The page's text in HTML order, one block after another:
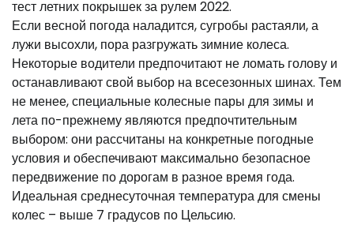
тест летних покрышек за рулем 2022.
Если весной погода наладится, сугробы растаяли, а
лужи высохли, пора разгружать зимние колеса.
Некоторые водители предпочитают не ломать голову и
останавливают свой выбор на всесезонных шинах. Тем
не менее, специальные колесные пары для зимы и
лета по-прежнему являются предпочтительным
выбором: они рассчитаны на конкретные погодные
условия и обеспечивают максимально безопасное
передвижение по дорогам в разное время года.
Идеальная среднесуточная температура для смены
колес – выше 7 градусов по Цельсию.